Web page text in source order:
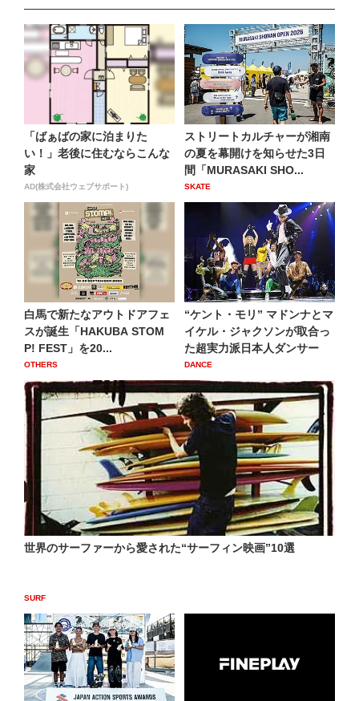
「ばぁばの家に泊まりた
い！」老後に住むならこんな
家
AD(株式会社ウェブサポート)
ストリートカルチャーが湘南
の夏を幕開けを知らせた3日
間「MURASAKI SHO...
SKATE
白馬で新たなアウトドアフェ
スが誕生「HAKUBA STOM
P! FEST」を20...
OTHERS
“ケント・モリ” マドンナとマ
イケル・ジャクソンが取合っ
た超実力派日本人ダンサー
DANCE
世界のサーファーから愛された“サーフィン映画”10選
SURF